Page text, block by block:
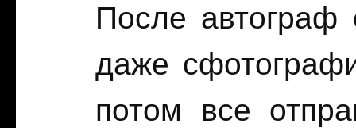
После автограф
даже
потом все